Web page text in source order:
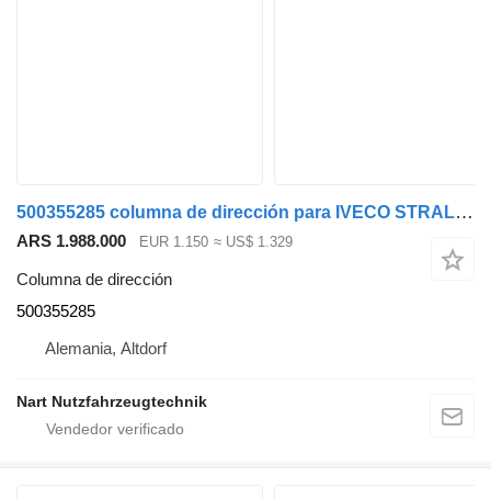
500355285 columna de dirección para IVECO STRALIS cabeza tractora
ARS 1.988.000 EUR 1.150 ≈ US$ 1.329
Columna de dirección
500355285
Alemania, Altdorf
Nart Nutzfahrzeugtechnik